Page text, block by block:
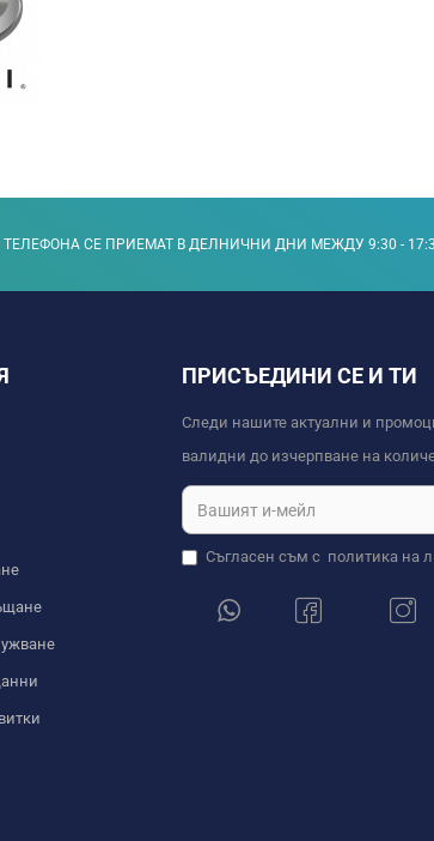
СЕ ПРИЕМАТ В ДЕЛНИЧНИ ДНИ МЕЖДУ 9:30 -
ПРИСЪЕДИНИ СЕ И ТИ
Следи нашите актуални и
валидни до изчерпване на
Съгласен съм с политика на